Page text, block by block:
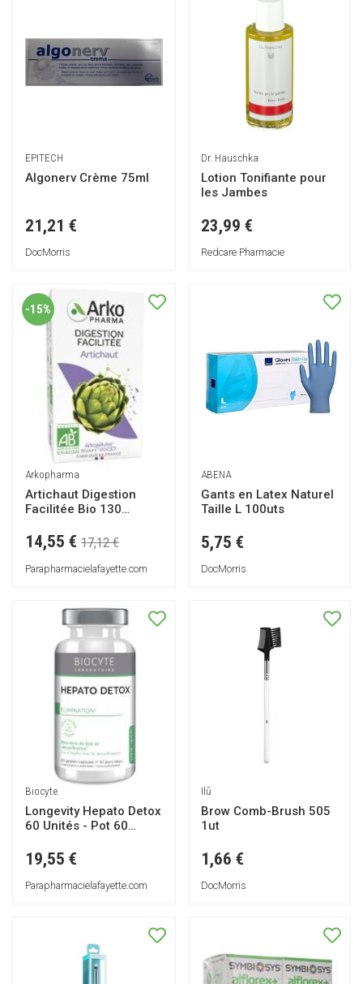
EPITECH
Algonerv Crème 75ml
21,21 €
DocMorris
Dr. Hauschka
Lotion Tonifiante pour
les Jambes
23,99 €
Redcare Pharmacie
-15%
Arkopharma
Artichaut Digestion
Facilitée Bio 130
Gélules
14,55 € 17,12 €
Parapharmacielafayette.com
ABENA
Gants en Latex Naturel
Taille L 100uts
5,75 €
DocMorris
Biocyte
Longevity Hepato Detox
60 Unités - Pot 60
19,55 €
Parapharmacielafayette.com
Ilū
Brow Comb-Brush 505
1ut
1,66 €
DocMorris